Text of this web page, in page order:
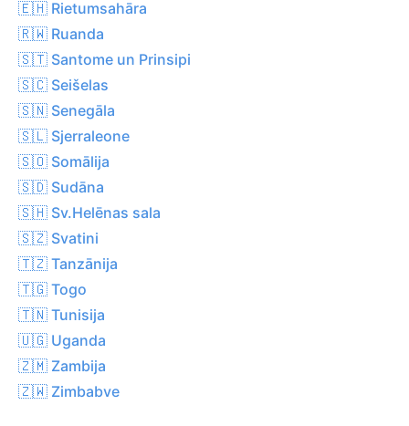
🇪🇭 Rietumsahāra
🇷🇼 Ruanda
🇸🇹 Santome un Prinsipi
🇸🇨 Seišelas
🇸🇳 Senegāla
🇸🇱 Sjerraleone
🇸🇴 Somālija
🇸🇩 Sudāna
🇸🇭 Sv.Helēnas sala
🇸🇿 Svatini
🇹🇿 Tanzānija
🇹🇬 Togo
🇹🇳 Tunisija
🇺🇬 Uganda
🇿🇲 Zambija
🇿🇼 Zimbabve